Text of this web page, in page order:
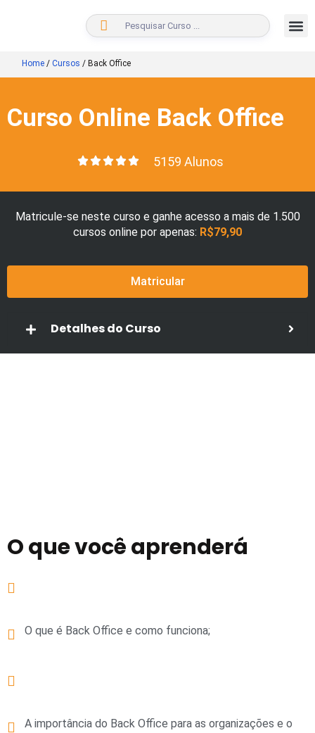
BUSCAR
Home / Cursos / Back Office
Curso Online Back Office
5159 Alunos
Matricule-se neste curso e ganhe acesso a mais de 1.500
cursos online por apenas: R$79,90
Matricular
Detalhes do Curso
O que você aprenderá
O que é Back Office e como funciona;
A importância do Back Office para as organizações e o